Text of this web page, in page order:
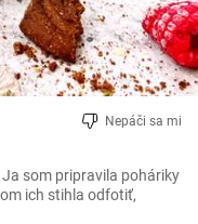
Nepáči sa mi
som pripravila poháriky
ich stihla odfotiť,